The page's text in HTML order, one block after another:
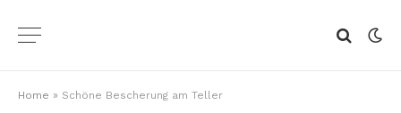
Home » Schöne Bescherung am Teller